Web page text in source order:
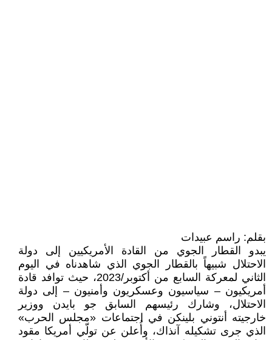
بقلم: راسم عبيدات
يبدو القطار الجوي من القادة الأمريكيين إلى دولة
الاحتلال شبيهاً بالقطار الجوي الذي شاهدناه في اليوم
الثاني لمعركة السابع من أكتوبر/2023، حيث توافد قادة
أمريكيون – سياسيون وعسكريون وأمنيون – إلى دولة
الاحتلال، وشارك رئيسهم السابق جو بايدن ووزير
خارجيته أنتوني بلينكن في اجتماعات «مجلس الحرب»
الذي جرى تشكيله آنذاك، وأُعلن عن تولّي أمريكا مقود